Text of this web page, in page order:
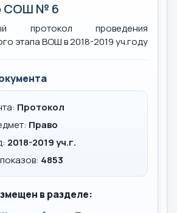
СОШ № 6
протокол проведения
этапа ВОШ в 2018-2019 уч.году
Протокол
Право
2018-2019 уч.г.
4853
в разделе: